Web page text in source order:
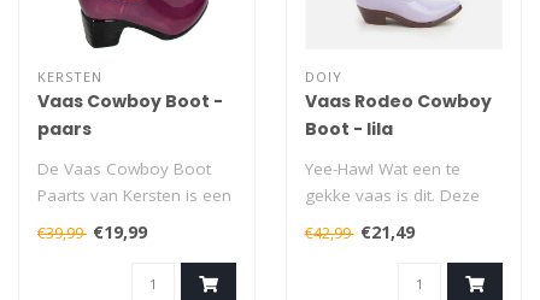
KERSTEN
Vaas Cowboy Boot -
paars
De Vaas Cowboy Boot
Paarts van Kersten is een
echte eyecatcher. Deze
opvallende ..
€39,99 €19,99
DOIY
Vaas Rodeo Cowboy
Boot - lila
Yee-Haw! Wat een te
gekke vaas is dit. Deze
vaas in de vorm van een
cowboylaars ..
€42,99 €21,49